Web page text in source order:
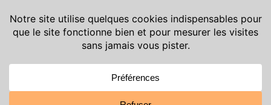
Déclarée en Préfecture des Hautes-Alpes le 08-11-2007 sous le
n° W052001966 - Publiée au J.O. le 24-11-2007
Siège Social : Aduea - 6 rue Saint-Pierre - 05200 Embrun
Siège Administratif : Aduea - 47 rue Victor Maurel - 05200 Embrun